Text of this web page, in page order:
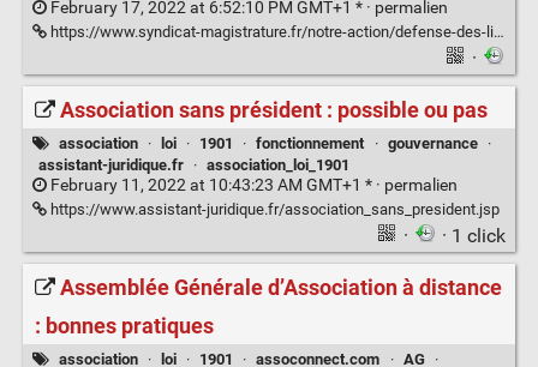
February 17, 2022 at 6:52:10 PM GMT+1 * · permalien
https://www.syndicat-magistrature.fr/notre-action/defense-des-libertes/2508-cer-les-elus-locaux-doivent-proteger-la-liberte-associative.html
·
Association sans président : possible ou pas
association · loi · 1901 · fonctionnement · gouvernance
·
assistant-juridique.fr
· association_loi_1901
February 11, 2022 at 10:43:23 AM GMT+1 * · permalien
https://www.assistant-juridique.fr/association_sans_president.jsp
· · 1 click
Assemblée Générale d’Association à distance
: bonnes pratiques
association · loi · 1901 · assoconnect.com · AG ·